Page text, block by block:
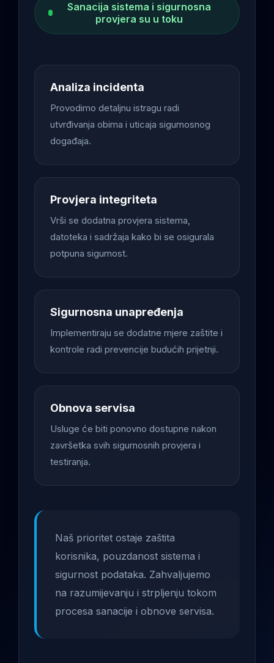
Sanacija sistema i sigurnosna
provjera su u toku
Analiza incidenta
Provodimo detaljnu istragu radi
utvrđivanja obima i uticaja sigurnosnog
događaja.
Provjera integriteta
Vrši se dodatna provjera sistema,
datoteka i sadržaja kako bi se osigurala
potpuna sigurnost.
Sigurnosna unapređenja
Implementiraju se dodatne mjere zaštite i
kontrole radi prevencije budućih prijetnji.
Obnova servisa
Usluge će biti ponovno dostupne nakon
završetka svih sigurnosnih provjera i
testiranja.
Naš prioritet ostaje zaštita
korisnika, pouzdanost sistema i
sigurnost podataka. Zahvaljujemo
na razumijevanju i strpljenju tokom
procesa sanacije i obnove servisa.